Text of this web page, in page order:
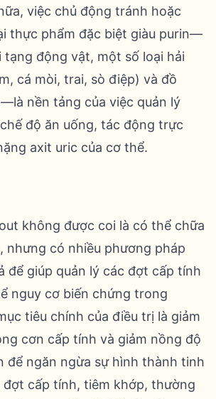
việc chủ động tránh hoặc
thực phẩm đặc biệt giàu purin—
động vật, một số loại hải
cá mòi, trai, sò điệp) và đồ
nền tảng của việc quản lý
độ ăn uống, tác động trực
axit uric của cơ thể.
không được coi là có thể chữa
nhưng có nhiều phương pháp
để giúp quản lý các đợt cấp tính
nguy cơ biến chứng trong
tiêu chính của điều trị là giảm
cơn cấp tính và giảm nồng độ
để ngăn ngừa sự hình thành tinh
cấp tính, tiêm khớp, thường